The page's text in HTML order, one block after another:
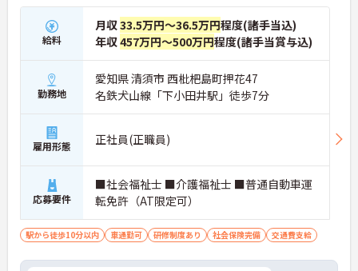
給料
月収33.5万円～36.5万円程度(諸手当込)
年収457万円～500万円程度(諸手当賞与込)
勤務地
愛知県 清須市 西枇杷島町押花47
名鉄犬山線「下小田井駅」徒歩7分
雇用形態 正社員(正職員)
応募要件
■社会福祉士 ■介護福祉士 ■普通自動車運
転免許（AT限定可）
駅から徒歩10分以内 車通勤可 研修制度あり 社会保険完備 交通費支給